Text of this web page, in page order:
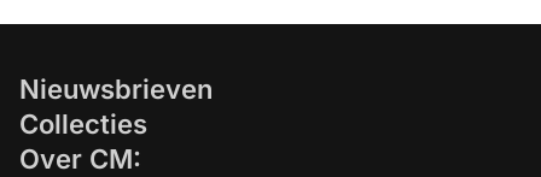
staatssecretaris Mona Keijzer zich
dat grote bedrijven rekeningen van
Nieuwsbrieven
Collecties
Over CM: